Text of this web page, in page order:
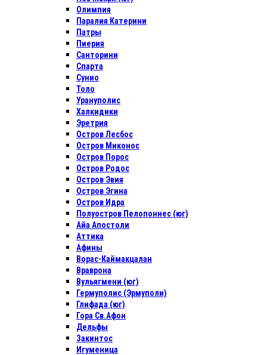
Олимпия
Паралия Катерини
Патры
Пиерия
Санторини
Спарта
Сунио
Толо
Урануполис
Халкидики
Эретрия
Остров Лесбос
Остров Миконос
Остров Порос
Остров Родос
Остров Эвия
Остров Эгина
Остров Идра
Полуостров Пелопоннес (юг)
Айа Апостоли
Аттика
Афины
Ворас-Каймакцалан
Враврона
Вульягмени (юг)
Гермуполис (Эрмуполи)
Глифада (юг)
Гора Св.Афон
Дельфы
Закинтос
Игуменица